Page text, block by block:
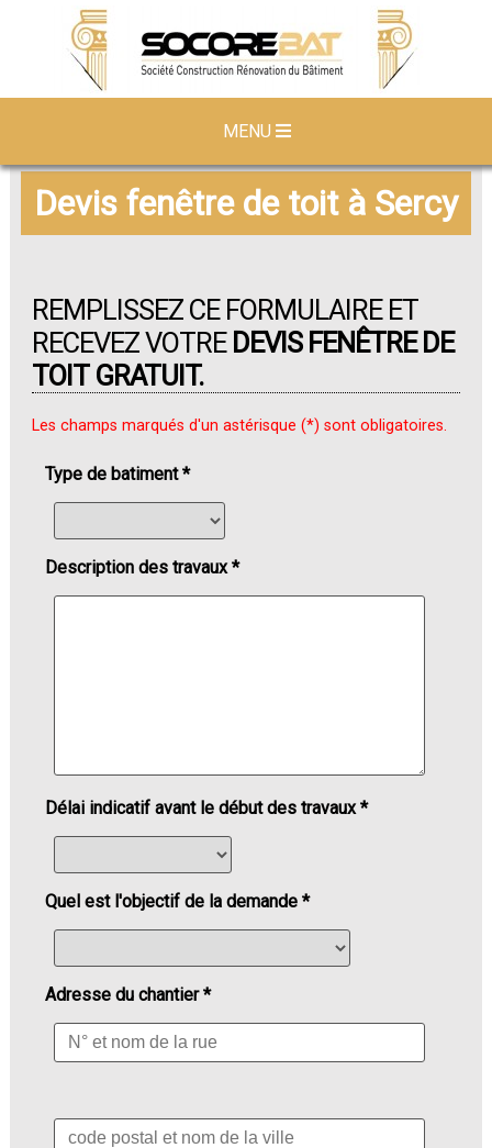
MENU
Devis fenêtre de toit à Sercy
REMPLISSEZ CE FORMULAIRE ET
RECEVEZ VOTRE DEVIS FENÊTRE DE
TOIT GRATUIT.
Les champs marqués d'un astérisque (*) sont obligatoires.
Type de batiment *
Description des travaux *
Délai indicatif avant le début des travaux *
Quel est l'objectif de la demande *
Adresse du chantier *